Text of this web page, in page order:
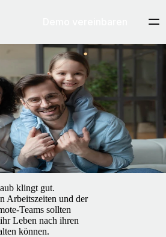
Urlaub – wie
15. Februar 2025
klingt gut.
Arbeitszeiten und der
Teams sollten
Leben nach ihren
können.